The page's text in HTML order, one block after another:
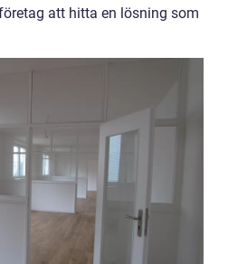
att hitta en lösning som